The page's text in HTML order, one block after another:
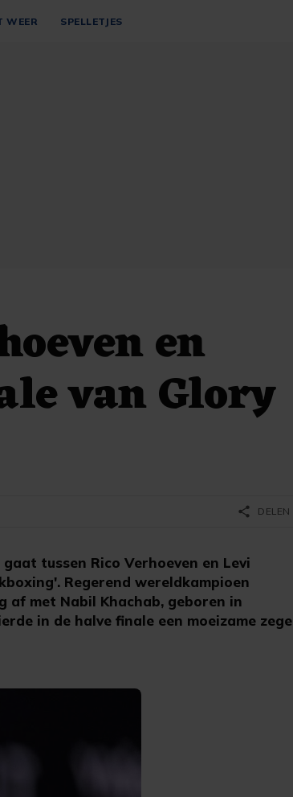
WEER SPELLETJES
en
van Glory
tussen Rico Verhoeven en Levi
Regerend wereldkampioen
af met Nabil Khachab, geboren in
in de halve finale een moeizame zege
share DELEN